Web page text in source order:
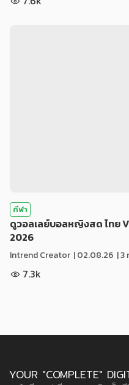
กีฬา
ดูวอลเลย์บอลหญิงสด ไทย
2026
Intrend Creator |02.08.26 | 3
7.3k
YOUR "COMPLETE"